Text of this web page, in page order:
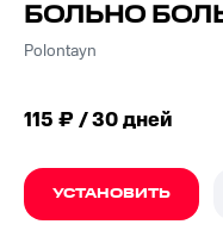
БОЛЬНО
Polontayn
115 ₽ / 30 дней
УСТАНОВИТЬ